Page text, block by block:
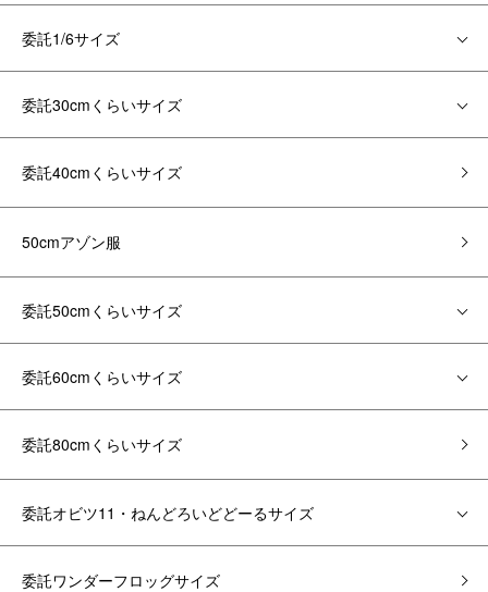
委託1/6サイズ
委託30cmくらいサイズ
委託40cmくらいサイズ
50cmアゾン服
委託50cmくらいサイズ
委託60cmくらいサイズ
委託80cmくらいサイズ
委託オビツ11・ねんどろいどどーるサイズ
委託ワンダーフロッグサイズ